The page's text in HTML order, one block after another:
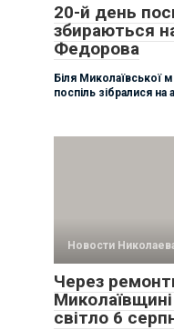
20-й день
збираються
Федорова
Біля Миколаївської
поспіль зібралися
Новости
Через
світло 6